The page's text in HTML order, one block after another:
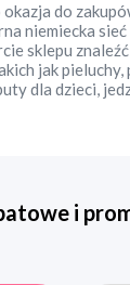
do
niemiecka
sklepu
jak
dla dzieci,
i